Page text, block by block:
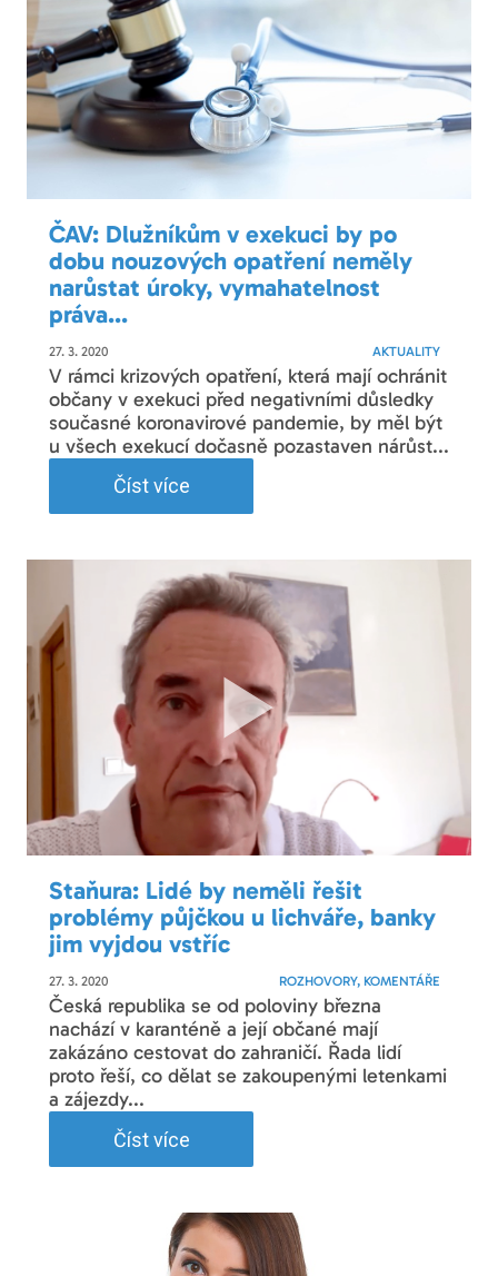
ČAV: Dlužníkům v exekuci by po
dobu nouzových opatření neměly
narůstat úroky, vymahatelnost
práva...
27. 3. 2020 AKTUALITY
V rámci krizových opatření, která mají ochránit
občany v exekuci před negativními důsledky
současné koronavirové pandemie, by měl být
u všech exekucí dočasně pozastaven nárůst...
Číst více
Staňura: Lidé by neměli řešit
problémy půjčkou u lichváře, banky
jim vyjdou vstříc
27. 3. 2020 ROZHOVORY, KOMENTÁŘE
Česká republika se od poloviny března
nachází v karanténě a její občané mají
zakázáno cestovat do zahraničí. Řada lidí
proto řeší, co dělat se zakoupenými letenkami
a zájezdy...
Číst více